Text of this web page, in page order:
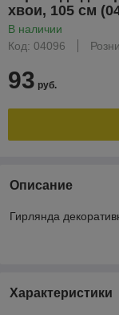
хвои, 105 см
В наличии
Код: 04096
93 руб.
Описание
Гирлянда
Характеристики